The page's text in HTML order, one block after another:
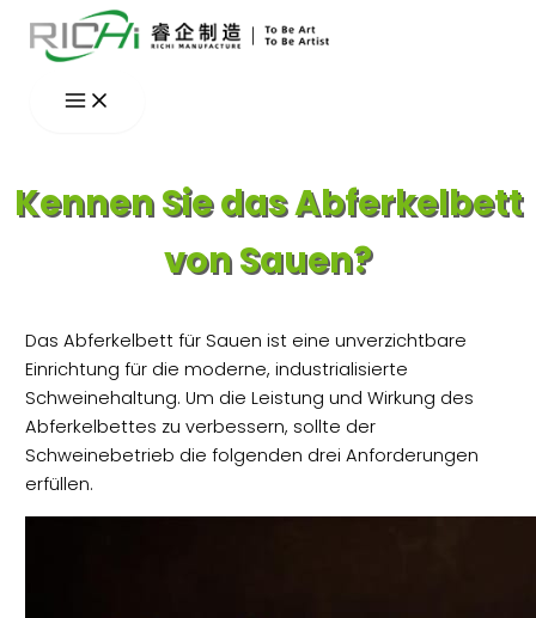
Zum
Inhalt
Kennen Sie das Abferkelbett
von Sauen?
Das Abferkelbett für Sauen ist eine unverzichtbare
Einrichtung für die moderne, industrialisierte
Schweinehaltung. Um die Leistung und Wirkung des
Abferkelbettes zu verbessern, sollte der
Schweinebetrieb die folgenden drei Anforderungen
erfüllen.